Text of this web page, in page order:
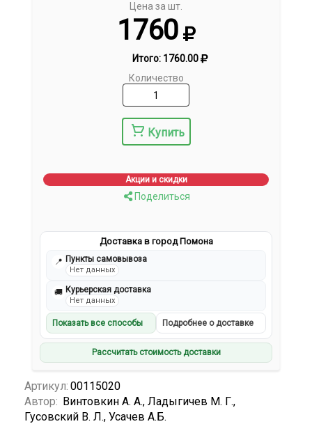
Цена за шт.
1760
Итого: 1760.00
Количество
Купить
Акции и скидки
Поделиться
Доставка в город Помона
📍 Пункты самовывоза
Нет данных
🚚 Курьерская доставка
Нет данных
Показать все способы Подробнее о доставке
Рассчитать стоимость доставки
Артикул: 00115020
Автор: Винтовкин А. А., Ладыгичев М. Г.,
Гусовский В. Л., Усачев А.Б.